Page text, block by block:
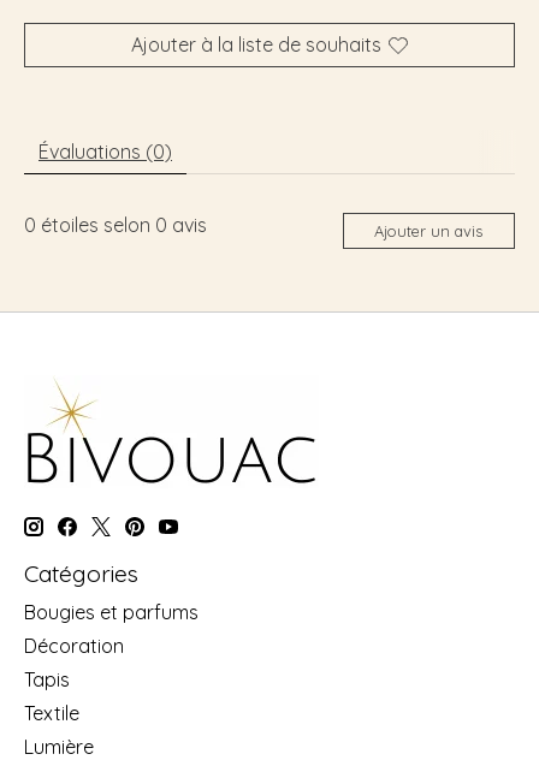
Ajouter à la liste de souhaits
Évaluations (0)
0 étoiles selon 0 avis Ajouter un avis
Catégories
Bougies et parfums
Décoration
Tapis
Textile
Lumière